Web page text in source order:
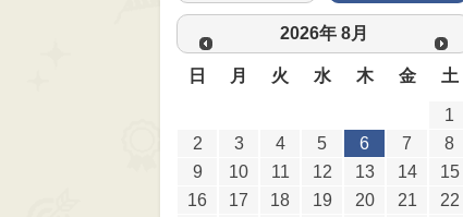
2026年 8月
日 月 火 水 木 金 土
1
2
3 4 5 6 7
8
9
10 11 12 13 14
15
16
17 18 19 20 21
22